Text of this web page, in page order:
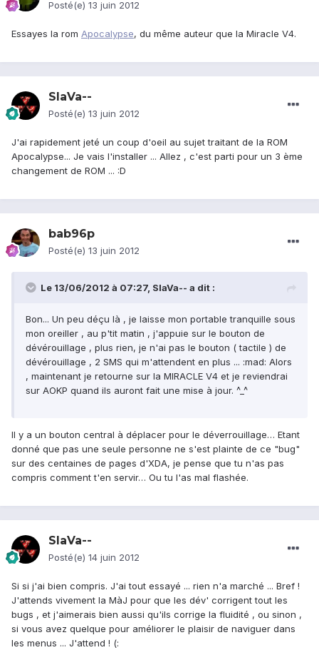
Posté(e) 13 juin 2012
Essayes la rom Apocalypse, du même auteur que la Miracle V4.
SlaVa--
Posté(e) 13 juin 2012
J'ai rapidement jeté un coup d'oeil au sujet traitant de la ROM
Apocalypse... Je vais l'installer ... Allez , c'est parti pour un 3 ème
changement de ROM ... :D
bab96p
Posté(e) 13 juin 2012
Le 13/06/2012 à 07:27, SlaVa-- a dit :
Bon... Un peu déçu là , je laisse mon portable tranquille sous
mon oreiller , au p'tit matin , j'appuie sur le bouton de
dévérouillage , plus rien, je n'ai pas le bouton ( tactile ) de
dévérouillage , 2 SMS qui m'attendent en plus ... :mad: Alors
, maintenant je retourne sur la MIRACLE V4 et je reviendrai
sur AOKP quand ils auront fait une mise à jour. ^_^
Il y a un bouton central à déplacer pour le déverrouillage… Etant
donné que pas une seule personne ne s'est plainte de ce "bug"
sur des centaines de pages d'XDA, je pense que tu n'as pas
compris comment t'en servir… Ou tu l'as mal flashée.
SlaVa--
Posté(e) 14 juin 2012
Si si j'ai bien compris. J'ai tout essayé ... rien n'a marché ... Bref !
J'attends vivement la MàJ pour que les dév' corrigent tout les
bugs , et j'aimerais bien aussi qu'ils corrige la fluidité , ou sinon ,
si vous avez quelque pour améliorer le plaisir de naviguer dans
les menus ... J'attend ! (: